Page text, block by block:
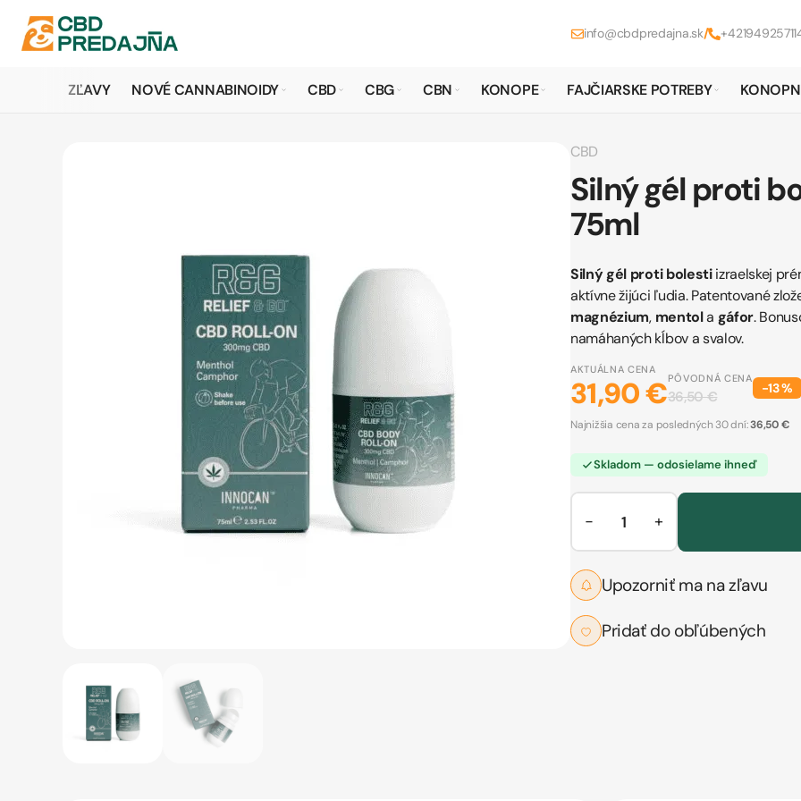
info@cbdpredajna.sk/
ZĽAVY NOVÉ CANNABINOIDY CBD CBG CBN KONOPE FAJČIARSKE POTREBY
CBD
Silný gél proti
75ml
Silný gél proti bolestiizraelskej
aktívne žijúci ľudia. Patentované
magnézium, mentola gáfor.
namáhaných kĺbov a svalov.
AKTUÁLNA CENA
31,90 €PÔVODNÁ CENA
36,50 €
−13%
Najnižšia cena za posledných 30 dní:36,50 €
Skladom — odosielame ihneď
− +
Upozorniť ma na zľavu
Pridať do obľúbených